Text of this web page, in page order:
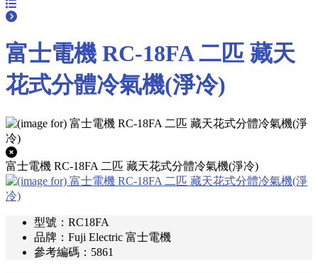
富士電機 RC-18FA 二匹 藏天
花式分體冷氣機(淨冷)
富士電機 RC-18FA 二匹 藏天花式分體冷氣機(淨冷)
型號：RC18FA
品牌：Fuji Electric 富士電機
參考編碼：5861